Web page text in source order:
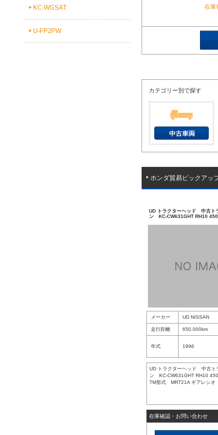
KC-WGSAT
U-FP2PW
在庫
カテゴリー別で探す
ホンダ貿易ピックアッ
UD トラクターヘッド 中古ト
ン KC-CW631GHT RH10
メーカー UD NISSAN
走行距離 650.000km
年式 1996
UD トラクターヘッド 中古ト
ン KC-CW631GHT RH10
TM形式 MRT21A ギアレシ
在庫確認・お問い合わせ